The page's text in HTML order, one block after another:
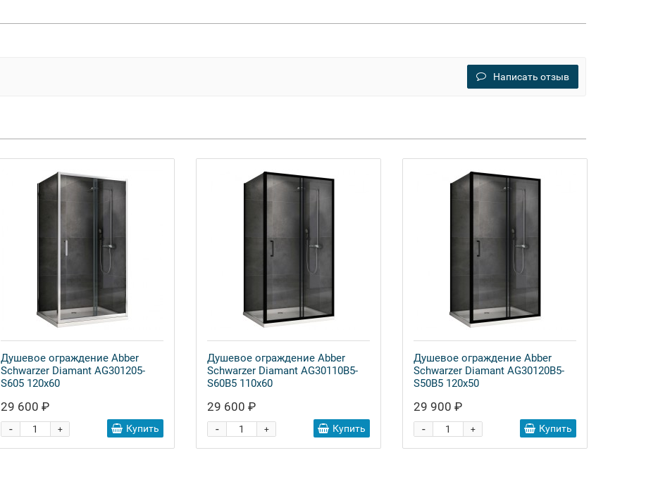
Написать отзыв
Душевое ограждение Abber
Schwarzer Diamant AG301205-
S605 120x60
29 600 ₽
+
- Купить
Душевое ограждение Abber
Schwarzer Diamant AG30110B5-
S60B5 110x60
29 600 ₽
+
- Купить
Душевое ограждение Abber
Schwarzer Diamant AG30120B5-
S50B5 120x50
29 900 ₽
+
- Купить